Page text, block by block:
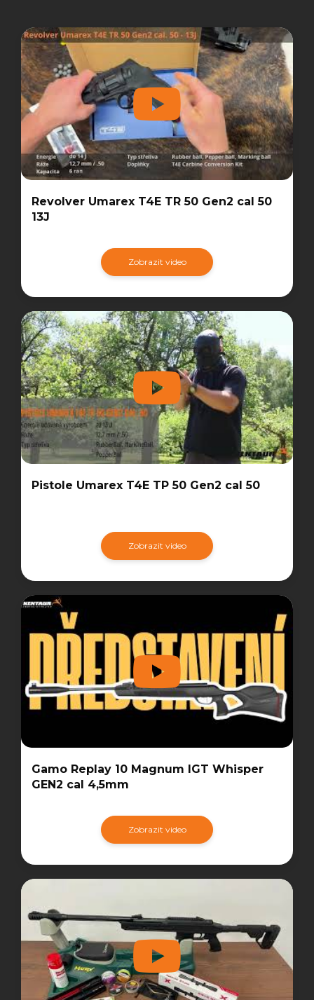
Revolver Umarex T4E TR 50 Gen2 cal 50
13J
Zobrazit video
Pistole Umarex T4E TP 50 Gen2 cal 50
Zobrazit video
Gamo Replay 10 Magnum IGT Whisper
GEN2 cal 4,5mm
Zobrazit video